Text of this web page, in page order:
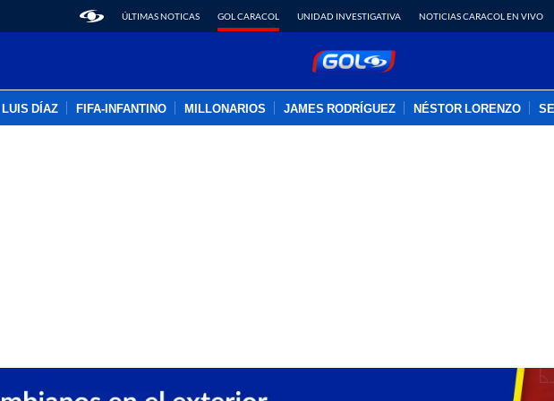
ÚLTIMAS NOTICAS GOL CARACOL UNIDAD INVESTIGATIVA NOTICIAS CARACOL EN VIVO
LUIS DÍAZ FIFA-INFANTINO MILLONARIOS JAMES RODRÍGUEZ NÉSTOR LORENZO